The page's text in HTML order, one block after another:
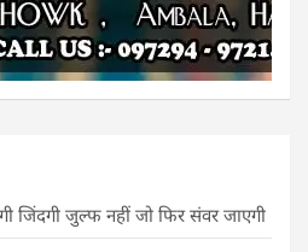
जिंदगी जुल्फ नहीं जो फिर संवर जाएगी